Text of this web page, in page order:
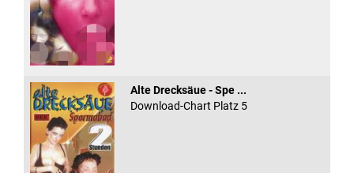
Alte Drecksäue - Spe ...
Download-Chart Platz 5